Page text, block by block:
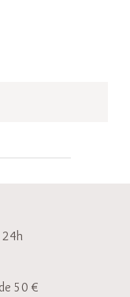
24h
50 €